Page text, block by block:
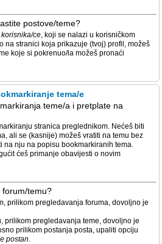
postove/teme?
ce, koji se nalazi u korisničkom
na stranici koja prikazuje (tvoj) profil, možeš
koje si pokrenuo/la možeš pronaći
tema/e
teme/a i pretplate na
stranica preglednikom. Nećeš biti
ali se (kasnije) možeš vratiti na temu bez
na nju na popisu bookmarkiranih tema.
ćeš primanje obavijesti o novim
forum/temu?
prilikom pregledavanja foruma, dovoljno je
prilikom pregledavanja teme, dovoljno je
prilikom postanja posta, upaliti opciju
postan.